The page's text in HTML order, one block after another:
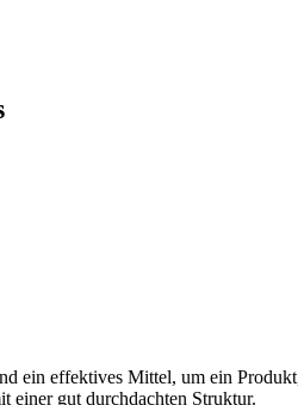
ein effektives Mittel, um ein
einer gut durchdachten Struktur.